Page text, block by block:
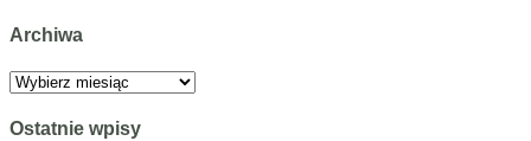
Archiwa
Archiwa
Ostatnie wpisy